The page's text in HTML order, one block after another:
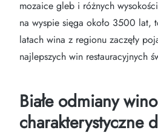
mozaice gleb i różnych
na wyspie sięga około 3500 lat,
latach wina z regionu zaczęły
najlepszych win restauracyjnych
Białe odmiany
charakterystyczne